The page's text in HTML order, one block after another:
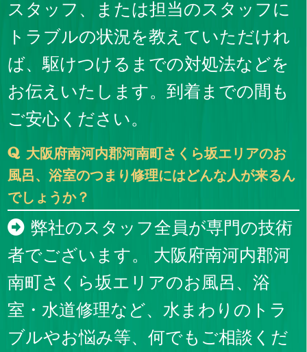
スタッフ、または担当のスタッフに
トラブルの状況を教えていただけれ
ば、駆けつけるまでの対処法などを
お伝えいたします。到着までの間も
ご安心ください。
大阪府南河内郡河南町さくら坂エリアのお
風呂、浴室のつまり修理にはどんな人が来るん
でしょうか？
弊社のスタッフ全員が専門の技術
者でございます。 大阪府南河内郡河
南町さくら坂エリアのお風呂、浴
室・水道修理など、水まわりのトラ
ブルやお悩み等、何でもご相談くだ